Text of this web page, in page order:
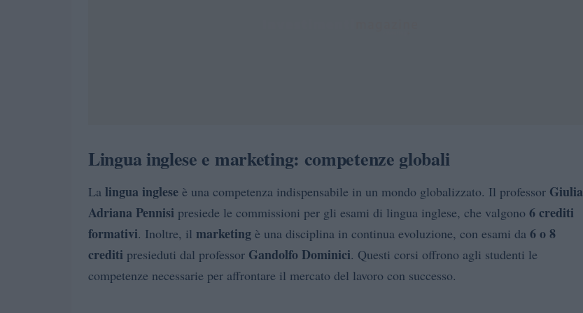
Lingua inglese e marketing: competenze globali
La lingua inglese è una competenza indispensabile in un mondo globalizzato. Il professor Giulia
Adriana Pennisi presiede le commissioni per gli esami di lingua inglese, che valgono 6 crediti
formativi. Inoltre, il marketing è una disciplina in continua evoluzione, con esami da 6 o 8
crediti presieduti dal professor Gandolfo Dominici. Questi corsi offrono agli studenti le
competenze necessarie per affrontare il mercato del lavoro con successo.